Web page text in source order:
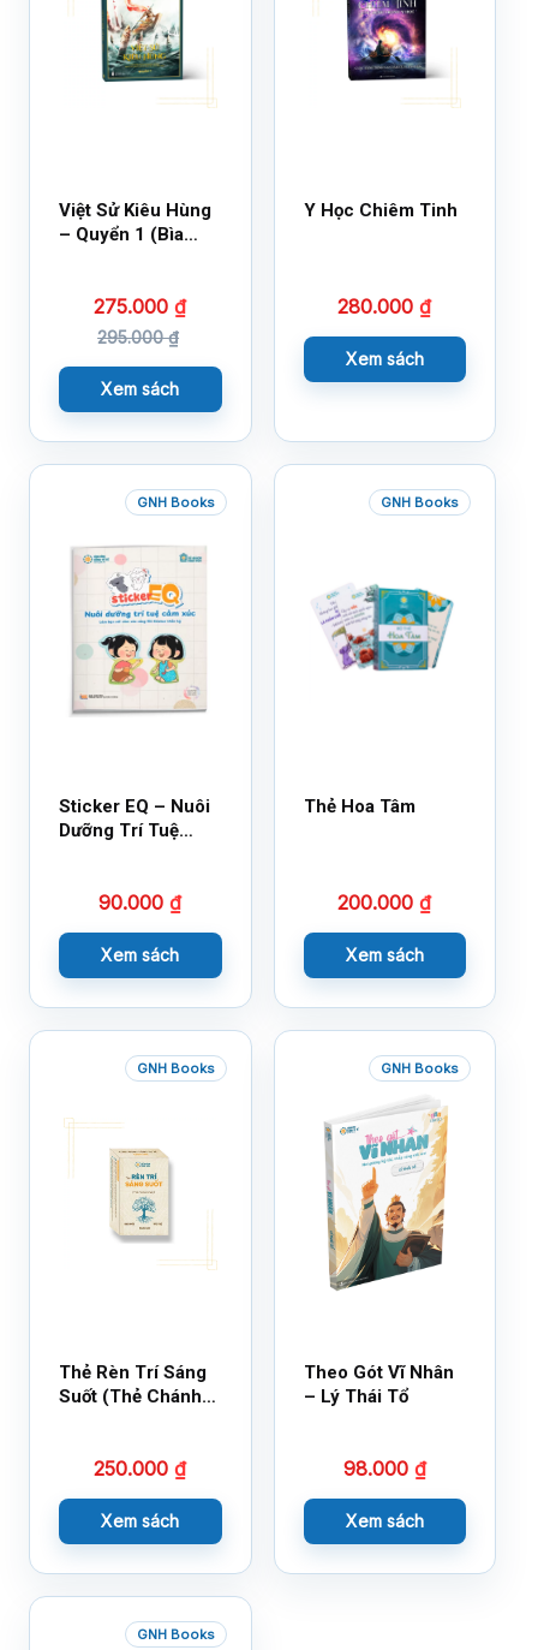
Việt Sử Kiêu Hùng
– Quyển 1 (Bìa
275.000₫
295.000₫
Xem sách
Y Học Chiêm Tinh
280.000₫
Xem sách
GNH Books
Sticker EQ – Nuôi
Dưỡng Trí Tuệ
Cùng 150 Sticker
90.000₫
Xem sách
GNH Books
Thẻ Hoa Tâm
200.000₫
Xem sách
GNH Books
Thẻ Rèn Trí Sáng
Suốt (Thẻ Chánh
250.000₫
Xem sách
GNH Books
Theo Gót Vĩ Nhân
– Lý Thái Tổ
98.000 ₫
Xem sách
GNH Books